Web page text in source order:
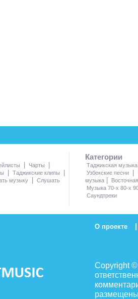
| Чарты |
| Таджикские клипы |
музыку | Слушать
Категории
Таджикская музыка
Узбекские песни
|
музыка |
Музыка 70-х 80-х
Саундтреки
О проекте |
Copyright
размещены